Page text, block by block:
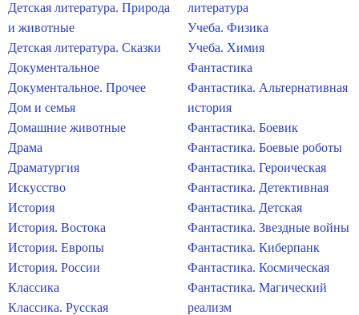
Детская литература. Природа
и животные
Детская литература. Сказки
Документальное
Документальное. Прочее
Дом и семья
Домашние животные
Драма
Драматургия
Искусство
История
История. Востока
История. Европы
История. России
Классика
Классика. Русская
литература
Учеба. Физика
Учеба. Химия
Фантастика
Фантастика. Альтернативная
история
Фантастика. Боевик
Фантастика. Боевые роботы
Фантастика. Героическая
Фантастика. Детективная
Фантастика. Детская
Фантастика. Звездные войны
Фантастика. Киберпанк
Фантастика. Космическая
Фантастика. Магический
реализм